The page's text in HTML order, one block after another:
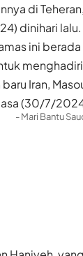
di
dinihari
ini
Iran,
(30/7/
- Mari Bantu